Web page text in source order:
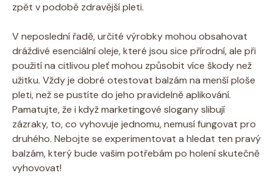
zpět v podobě zdravější pleti.
V neposlední řadě, určité výrobky mohou obsahovat
dráždivé esenciální oleje, které jsou sice přírodní, ale při
použití na citlivou pleť mohou způsobit více škody než
užitku. Vždy je dobré otestovat balzám na menší ploše
pleti, než se pustíte do jeho pravidelně aplikování.
Pamatujte, že i když marketingové slogany slibují
zázraky, to, co vyhovuje jednomu, nemusí fungovat pro
druhého. Nebojte se experimentovat a hledat ten pravý
balzám, který bude vašim potřebám po holení skutečně
vyhovovat!